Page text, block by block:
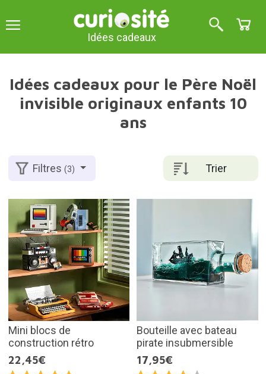
Idées cadeaux
Idées cadeaux pour le Père Noël
invisible originaux enfants 10
ans
Trier
Filtres(3)
Mini blocs de
construction rétro
22,45€
Bouteille avec bateau
pirate insubmersible
17,95€